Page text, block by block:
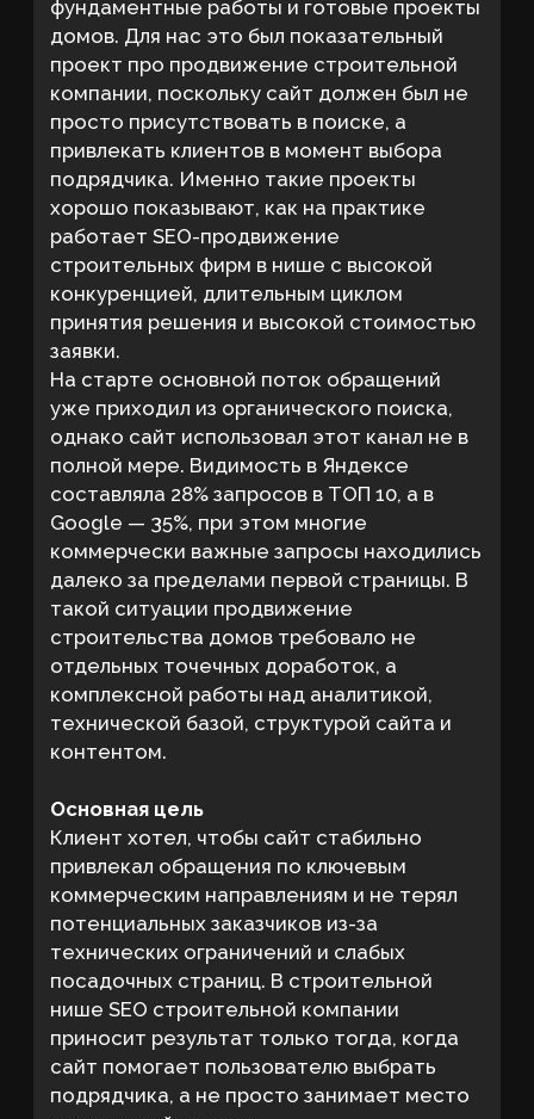
полной мере. Видимость в Яндексе
составляла 28% запросов в ТОП 10, а в
Google — 35%, при этом многие
коммерчески важные запросы находились
далеко за пределами первой страницы. В
строительства домов требовало не
отдельных точечных доработок, а
комплексной работы над аналитикой,
технической базой, структурой сайта и
контентом.
Клиент хотел, чтобы сайт стабильно
привлекал обращения по ключевым
коммерческим направлениям и не терял
потенциальных заказчиков из-за
технических ограничений и слабых
посадочных страниц. В строительной
приносит результат только тогда, когда
сайт помогает пользователю выбрать
подрядчика, а не просто занимает место
в поисковой выдаче.
При этом задача заключалась не в росте
нескольких запросов, а в системном
направлений по строительству домов и
проектированию до запросов, связанных
со стоимостью, материалами и ипотекой.
Этот проект хорошо показывает, как
должно работать SEO сайта
строительной компании, если цель
бизнеса — получать стабильный поток
обращений из поиска в долгосрочной
перспективе.
устранить технические ошибки,
настроить аналитику и обеспечить
корректный учет обращений
пересобрать семантическое ядро:
выделить приоритетные кластеры
по типам домов и материалам
(кирпич, газобетон, блоки) и по
типам запросов (строительство,
проекты, стоимость)
вывести сайт в ТОП 10 и ТОП 3 по
высоко- и среднечастотным
коммерческим запросам в Иваново
увеличить долю запросов в ТОП 10
по обеим поисковым системам
создать устойчивое поисковое
присутствие по широкому пулу